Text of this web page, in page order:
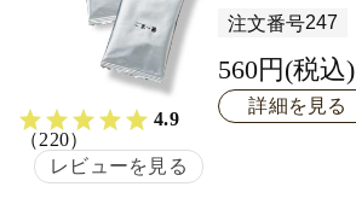
4.9
（220）
レビューを見る
注文番号247
560円(税込)
詳細を見る